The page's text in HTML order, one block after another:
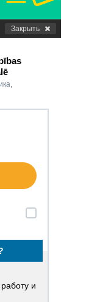
Закрыть
,
работу и